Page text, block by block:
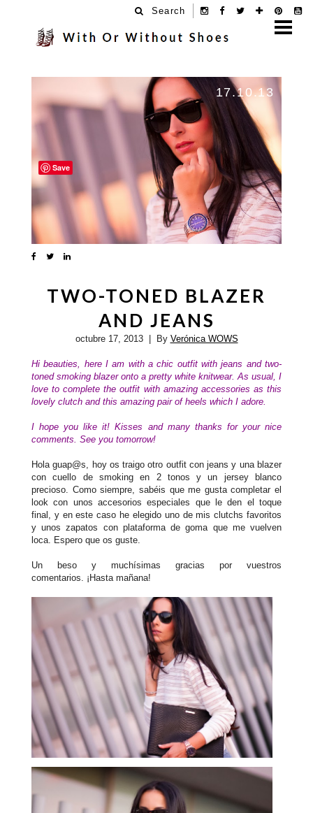
Search
17.10.13
TWO-TONED BLAZER
AND JEANS
octubre 17, 2013| By Verónica WOWS
Hi beauties, here I am with a chic outfit with jeans and two-
toned smoking blazer onto a pretty white knitwear. As usual, I
love to complete the outfit with amazing accessories as this
lovely clutch and this amazing pair of heels which I adore.
I hope you like it!Kisses and many thanks for your nice
comments See you tomorrow!
Hola guap@s, hoy os traigo otro outfit con jeans y una blazer
con cuello de smoking en 2 tonos y un jersey blanco
precioso. Como siempre, sabéis que me gusta completar el
look con unos accesorios especiales que le den el toque
final, y en este caso he elegido uno de mis clutchs favoritos
y unos zapatos con plataforma de goma que me vuelven
loca . Espero que os guste.
Un beso y muchísimas gracias por vuestros
comentarios. ¡Hasta mañana!
Save